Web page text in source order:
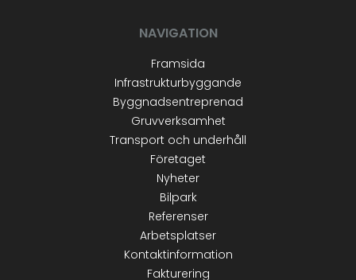
NAVIGATION
Framsida
Infrastrukturbyggande
Byggnadsentreprenad
Gruvverksamhet
Transport och underhåll
Företaget
Nyheter
Bilpark
Referenser
Arbetsplatser
Kontaktinformation
Fakturering